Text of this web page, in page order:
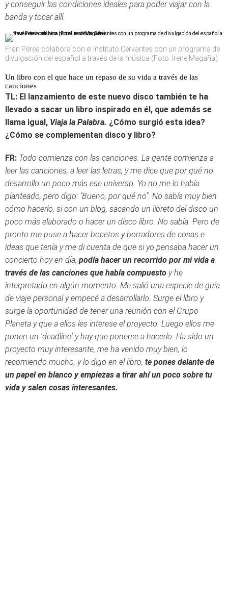
y conseguir las condiciones ideales para poder viajar con la
banda y tocar allí.
Fran Perea colabora con el Instituto Cervantes con un programa de
divulgación del español a través de la música (Foto: Irene Magaña)
Un libro con el que hace un repaso de su vida a través de las
canciones
TL: El lanzamiento de este nuevo disco también te ha
llevado a sacar un libro inspirado en él, que además se
llama igual, Viaja la Palabra. ¿Cómo surgió esta idea?
¿Cómo se complementan disco y libro?
FR: Todo comienza con las canciones. La gente comienza a
leer las canciones, a leer las letras, y me dice que por qué no
desarrollo un poco más ese universo. Yo no me lo había
planteado, pero digo: "Bueno, por qué no". No sabía muy bien
cómo hacerlo, si con un blog, sacando un libreto del disco un
poco más elaborado o hacer un disco libro. No sabía. Pero de
pronto me puse a hacer bocetos y borradores de cosas e
ideas que tenía y me di cuenta de que si yo pensaba hacer un
concierto hoy en día, podía hacer un recorrido por mi vida a
través de las canciones que había compuesto y he
interpretado en algún momento. Me salió una especie de guía
de viaje personal y empecé a desarrollarlo. Surge el libro y
surge la oportunidad de tener una reunión con el Grupo
Planeta y que a ellos les interese el proyecto. Luego ellos me
ponen un 'deadline' y hay que ponerse a hacerlo. Ha sido un
proyecto muy interesante, me ha venido muy bien, lo
recomiendo mucho, y lo digo en el libro, te pones delante de
un papel en blanco y empiezas a tirar ahí un poco sobre tu
vida y salen cosas interesantes.